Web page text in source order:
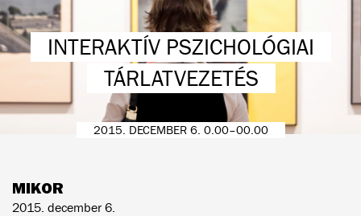
INTERAKTÍV PSZICHOLÓGIAI
TÁRLATVEZETÉS
2015. DECEMBER 6. 0.00–00.00
MIKOR
2015. december 6.